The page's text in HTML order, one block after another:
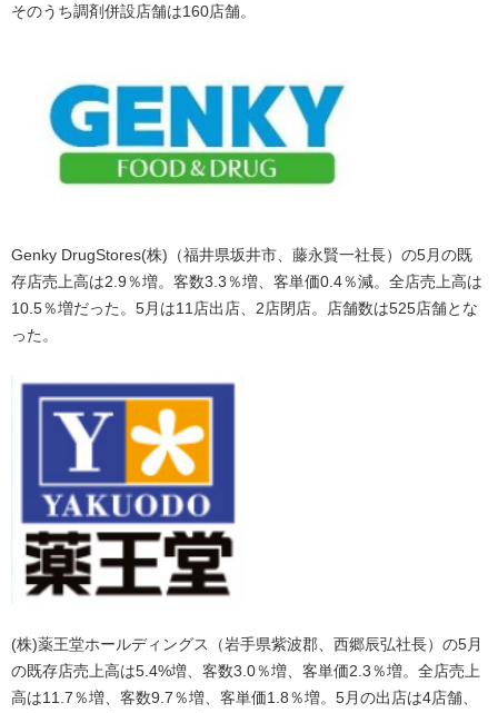
そのうち調剤併設店舗は160店舗。
Genky DrugStores(株)（福井県坂井市、藤永賢一社長）の5月の既
存店売上高は2.9％増。客数3.3％増、客単価0.4％減。全店売上高は
10.5％増だった。5月は11店出店、2店閉店。店舗数は525店舗とな
った。
(株)薬王堂ホールディングス（岩手県紫波郡、西郷辰弘社長）の5月
の既存店売上高は5.4%増、客数3.0％増、客単価2.3％増。全店売上
高は11.7％増、客数9.7％増、客単価1.8％増。5月の出店は4店舗、